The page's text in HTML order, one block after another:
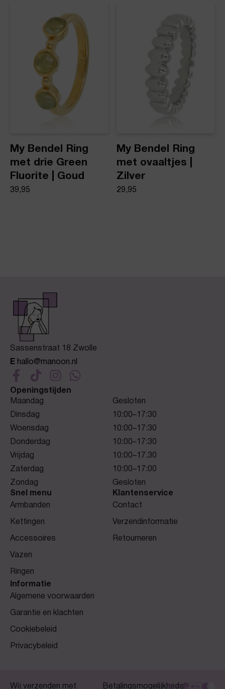
My Bendel Ring
met drie Green
Fluorite | Goud
39,95
My Bendel Ring
met ovaaltjes |
Zilver
29,95
Sassenstraat 18 Zwolle
E hallo@manoon.nl
Openingstijden
Maandag
Gesloten
Dinsdag
10:00–17:30
Woensdag
10:00–17:30
Donderdag
10:00–17:30
Vrijdag
10:00–17.30
Zaterdag
10:00–17:00
Zondag
Gesloten
Snel menu
Armbanden
Kettingen
Accessoires
Vazen
Ringen
Klantenservice
Contact
Verzendinformatie
Retourneren
Informatie
Algemene voorwaarden
Garantie en klachten
Cookiebeleid
Privacybeleid
Wij verzenden met Betalingsmogelijkheden